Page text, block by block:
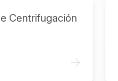
Centrifugación
->